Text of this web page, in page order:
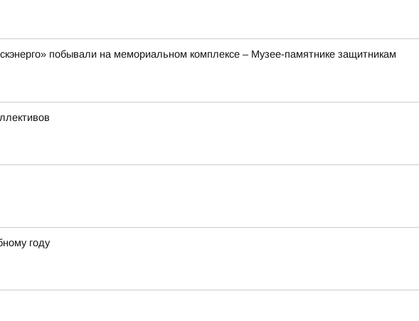
побывали на мемориальном комплексе – Музее-памятнике защитникам
году